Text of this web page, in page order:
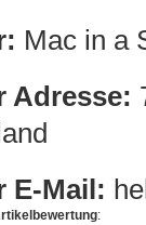
Mac in a
Adresse:
E-Mail:
: